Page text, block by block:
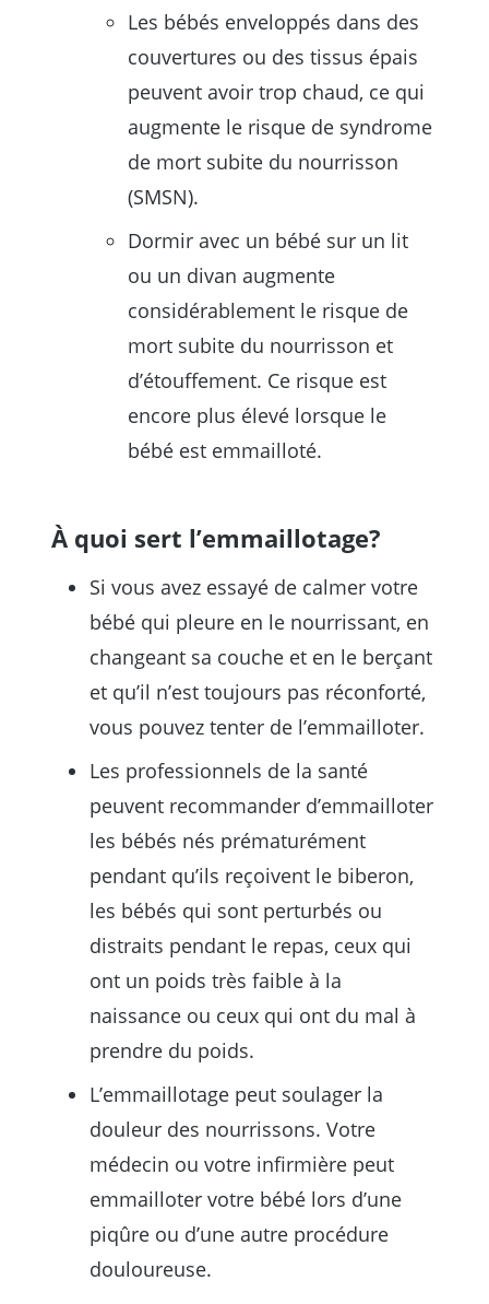
Les bébés enveloppés dans des
couvertures ou des tissus épais
peuvent avoir trop chaud, ce qui
augmente le risque de syndrome
de mort subite du nourrisson
(SMSN).
Dormir avec un bébé sur un lit
ou un divan augmente
considérablement le risque de
mort subite du nourrisson et
d’étouffement. Ce risque est
encore plus élevé lorsque le
bébé est emmailloté.
À quoi sert l’emmaillotage?
Si vous avez essayé de calmer votre
bébé qui pleure en le nourrissant, en
changeant sa couche et en le berçant
et qu’il n’est toujours pas réconforté,
vous pouvez tenter de l’emmailloter.
Les professionnels de la santé
peuvent recommander d’emmailloter
les bébés nés prématurément
pendant qu’ils reçoivent le biberon,
les bébés qui sont perturbés ou
distraits pendant le repas, ceux qui
ont un poids très faible à la
naissance ou ceux qui ont du mal à
prendre du poids.
L’emmaillotage peut soulager la
douleur des nourrissons. Votre
médecin ou votre infirmière peut
emmailloter votre bébé lors d’une
piqûre ou d’une autre procédure
douloureuse.